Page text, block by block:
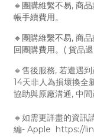
🔸團購維繫不易, 商
帳手續費用。
🔸團購維繫不易, 商
回團購費用。( 貨品
🔸售後服務, 若遭遇
14天非人為損壞換全
協助與原廠溝通, 中間
🔸如需更詳盡的資訊
編- Apple https://